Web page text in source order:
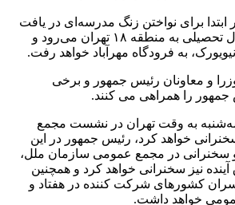
برای نواختن زنگ مدرسه‌ای در یافت
آباد به مناسبت آغاز سال تحصیلی به منطقه ۱۸ تهران می‌رود و
به فرودگاه مهرآباد خواهد رفت.
و معاونان رئیس جمهور و برخی
را همراهی می کنند.
سه‌شنبه به وقت تهران در نشست مجمع
خواهد کرد، رئیس جمهور در این
در مجمع عمومی سازمان ملل،
نیز سخنرانی خواهد کرد و همچنین
سران کشورهای شرکت کننده در هفتاد و
خواهد داشت.